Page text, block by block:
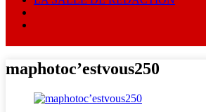
maphotoc’estvous250